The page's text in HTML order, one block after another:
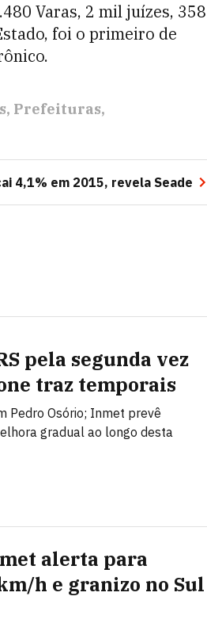
Varas, 2 mil juízes, 358
foi o primeiro de
Prefeituras
4,1% em 2015, revela Seade
pela segunda vez
traz temporais
Pedro Osório; Inmet prevê
gradual ao longo desta
alerta para
h e granizo no Sul